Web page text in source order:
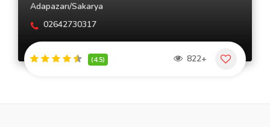
Adapazarı/Sakarya
02642730317
(4.5) 822+